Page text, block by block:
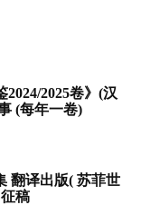
2024/2025卷》(汉
(每年一卷)
翻译出版( 苏菲世
稿